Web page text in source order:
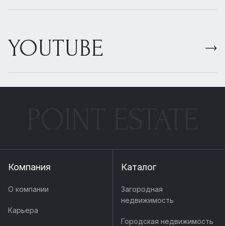
YOUTUBE
Компания
О компании
Карьера
Каталог
Загородная
недвижимость
Городская недвижимость